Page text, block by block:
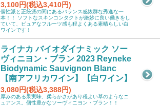
3,100円(税込3,410円)
個性派と正統派の間にあるバランス感抜群な秀逸な一
本！！ ソフトなスキンコンタクトが絶妙に良い働きをし
ていて、ピュアなフルーツ感も程よくある素晴らしい白
ワインです！
ライナカ バイオダイナミック ソー
ヴィニヨン・ブラン 2023 Reyneke
Biodynamic Sauvignon Blanc
【南アフリカワイン】【白ワイン】
3,080円(税込3,388円)
厚みのある果実味、柔らかさがあり程よい草のようなニ
ュアンス。個性豊かなソーヴィニヨン・ブラン！！